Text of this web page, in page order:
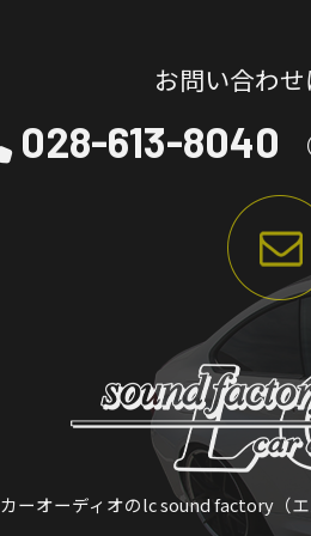
お問い合わ
028-613-8040
カーオーディオのlc sound factory（